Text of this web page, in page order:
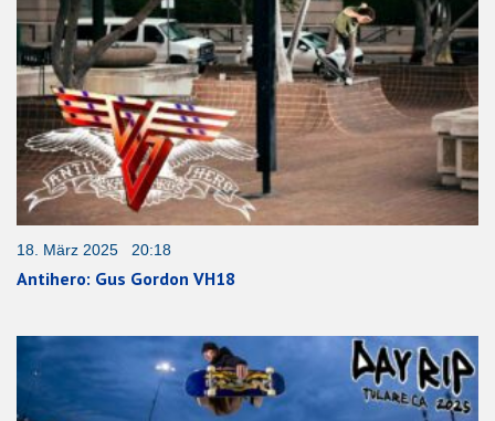
18. März 2025 20:18
Antihero: Gus Gordon VH18